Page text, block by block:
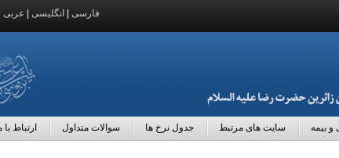
فارسی انگلیسی عربی
و بیمه سایت های مرتبط جدول نرخ ها سوالات متداول ارتباط با